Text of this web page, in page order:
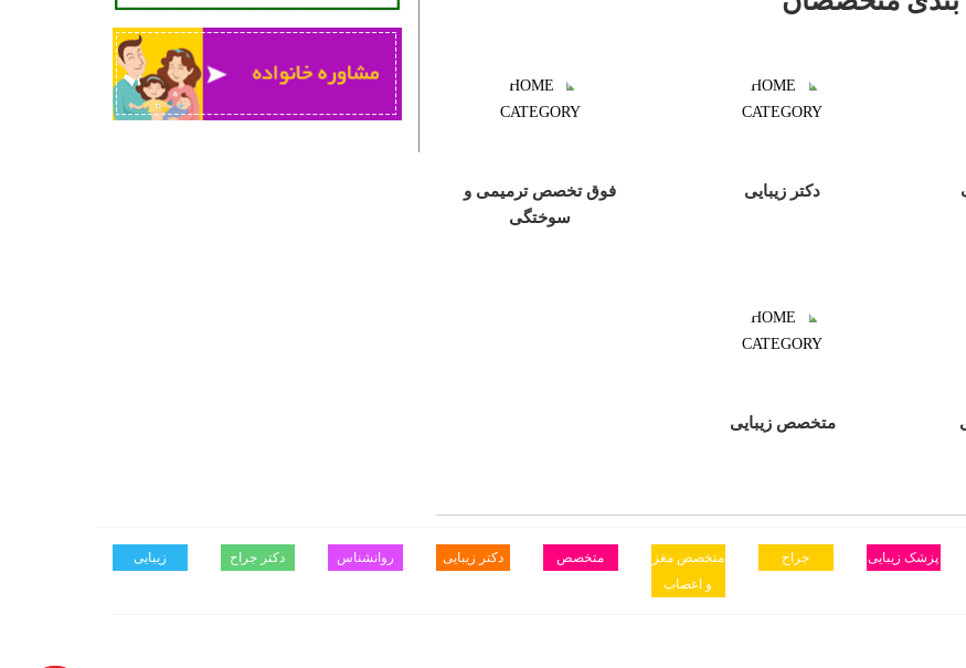
دکتر زیبایی
فوق تخصص ترمیمی و
سوختگی
متخصص زیبایی
زیبایی دکتر جراح روانشناس دکتر زیبایی متخصص
متخصص مغز
و اعصاب
جراح پزشک زیبایی